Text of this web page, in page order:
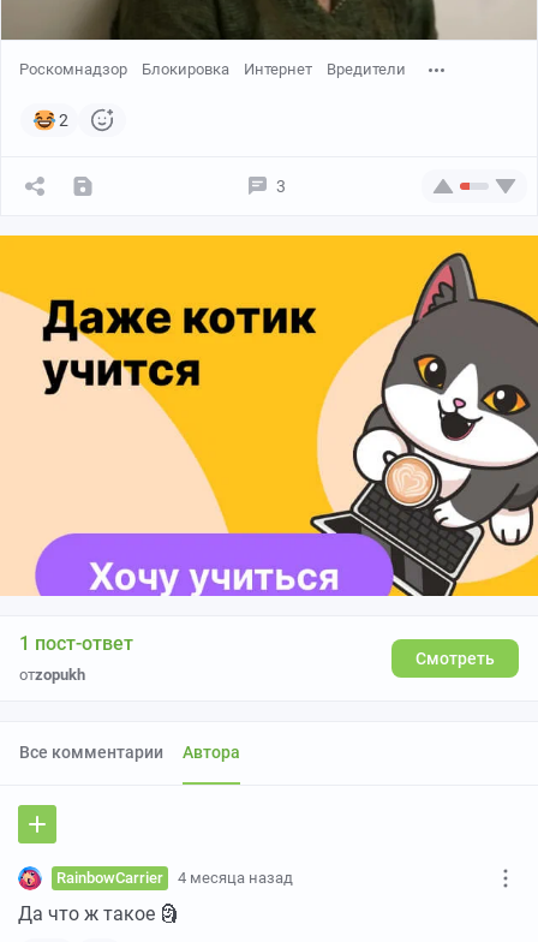
Роскомнадзор Блокировка Интернет Вредители
2
3
1 пост-ответ
отzopukh
Смотреть
Все комментарии Автора
RainbowCarrier 4 месяца назад
Да что ж такое 🗿